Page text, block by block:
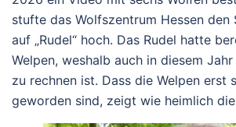
stufte das Wolfszentrum Hessen den
auf „Rudel“ hoch. Das Rudel hatte
Welpen, weshalb auch in diesem
zu rechnen ist. Dass die Welpen erst
geworden sind, zeigt wie heimlich